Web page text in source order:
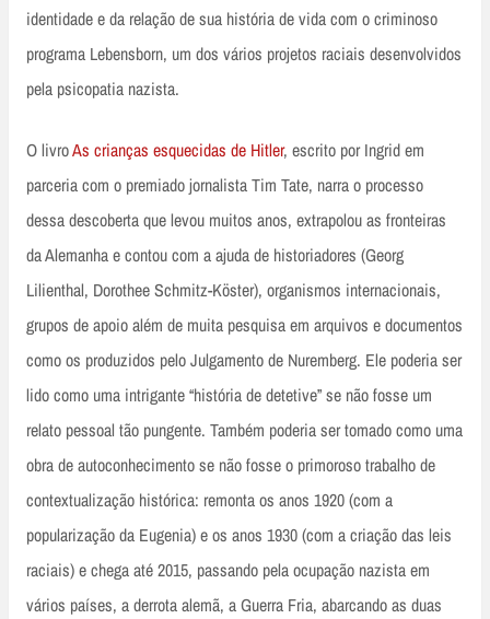
identidade e da relação de sua história de vida com o criminoso
programa Lebensborn, um dos vários projetos raciais desenvolvidos
pela psicopatia nazista.
O livroAs crianças esquecidas de Hitler, escrito por Ingrid em
parceria com o premiado jornalista Tim Tate, narra o processo
dessa descoberta que levou muitos anos, extrapolou as fronteiras
da Alemanha e contou com a ajuda de historiadores (Georg
Lilienthal, Dorothee Schmitz-Köster), organismos internacionais,
grupos de apoio além de muita pesquisa em arquivos e documentos
como os produzidos pelo Julgamento de Nuremberg. Ele poderia ser
lido como uma intrigante “história de detetive” se não fosse um
relato pessoal tão pungente. Também poderia ser tomado como uma
obra de autoconhecimento se não fosse o primoroso trabalho de
contextualização histórica: remonta os anos 1920 (com a
popularização da Eugenia) e os anos 1930 (com a criação das leis
raciais) e chega até 2015, passando pela ocupação nazista em
vários países, a derrota alemã, a Guerra Fria, abarcando as duas